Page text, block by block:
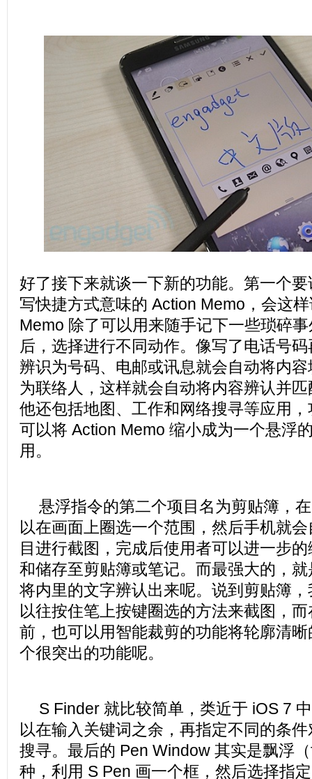
好了接下来就谈一下新的功能。第一个
写快捷方式意味的 Action Memo，会这
Memo 除了可以用来随手记下一些琐碎
后，选择进行不同动作。像写了电话号
辨识为号码、电邮或讯息就会自动将内
为联络人，这样就会自动将内容辨认并
他还包括地图、工作和网络搜寻等应用
可以将 Action Memo 缩小成为一个悬浮
用。
悬浮指令的第二个项目名为剪贴簿，
以在画面上圈选一个范围，然后手机就
目进行截图，完成后使用者可以进一步
和储存至剪贴簿或笔记。而最强大的，
将内里的文字辨认出来呢。说到剪贴簿
以往按住笔上按键圈选的方法来截图，
前，也可以用智能裁剪的功能将轮廓清
个很突出的功能呢。
S Finder 就比较简单，类近于 iOS 7
以在输入关键词之余，再指定不同的条
搜寻。最后的 Pen Window 其实是飘浮
种，利用 S Pen 画一个框，然后选择指